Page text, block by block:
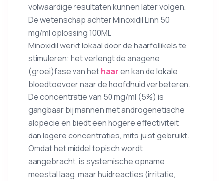
volwaardige resultaten kunnen later volgen.
De wetenschap achter Minoxidil Linn 50
mg/ml oplossing 100ML
Minoxidil werkt lokaal door de haarfollikels te
stimuleren: het verlengt de anagene
(groei)fase van hethaaren kan de lokale
bloedtoevoer naar de hoofdhuid verbeteren.
De concentratie van 50 mg/ml (5%) is
gangbaar bij mannen met androgenetische
alopecie en biedt een hogere effectiviteit
dan lagere concentraties, mits juist gebruikt.
Omdat het middel topisch wordt
aangebracht, is systemische opname
meestal laag, maar huidreacties (irritatie,